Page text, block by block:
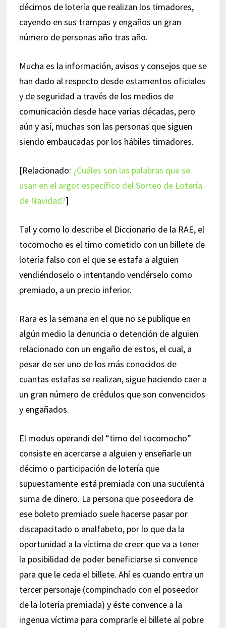
décimos de lotería que realizan los timadores,
cayendo en sus trampas y engaños un gran
número de personas año tras año.
Mucha es la información, avisos y consejos que se
han dado al respecto desde estamentos oficiales
y de seguridad a través de los medios de
comunicación desde hace varias décadas, pero
aún y así, muchas son las personas que siguen
siendo embaucadas por los hábiles timadores.
[Relacionado: ¿Cuáles son las palabras que se
usan en el argot específico del Sorteo de Lotería
de Navidad?]
Tal y como lo describe el Diccionario de la RAE, el
tocomocho es el timo cometido con un billete de
lotería falso con el que se estafa a alguien
vendiéndoselo o intentando vendérselo como
premiado, a un precio inferior.
Rara es la semana en el que no se publique en
algún medio la denuncia o detención de alguien
relacionado con un engaño de estos, el cual, a
pesar de ser uno de los más conocidos de
cuantas estafas se realizan, sigue haciendo caer a
un gran número de crédulos que son convencidos
y engañados.
El modus operandi del “timo del tocomocho”
consiste en acercarse a alguien y enseñarle un
décimo o participación de lotería que
supuestamente está premiada con una suculenta
suma de dinero. La persona que poseedora de
ese boleto premiado suele hacerse pasar por
discapacitado o analfabeto, por lo que da la
oportunidad a la víctima de creer que va a tener
la posibilidad de poder beneficiarse si convence
para que le ceda el billete. Ahí es cuando entra un
tercer personaje (compinchado con el poseedor
de la lotería premiada) y éste convence a la
ingenua víctima para comprarle el billete al pobre